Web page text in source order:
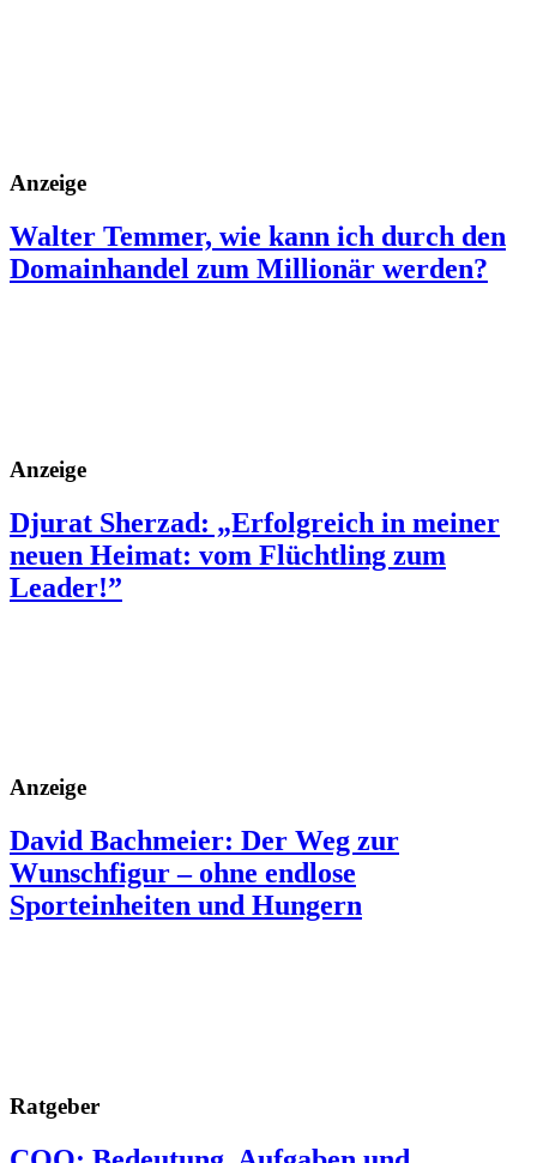
Anzeige
Walter Temmer, wie kann ich durch den
Domainhandel zum Millionär werden?
Anzeige
Djurat Sherzad: „Erfolgreich in meiner
neuen Heimat: vom Flüchtling zum
Leader!”
Anzeige
David Bachmeier: Der Weg zur
Wunschfigur – ohne endlose
Sporteinheiten und Hungern
Ratgeber